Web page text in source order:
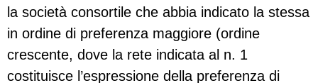
la società consortile che abbia indicato la stessa
in ordine di preferenza maggiore (ordine
crescente, dove la rete indicata al n. 1
costituisce l’espressione della preferenza di